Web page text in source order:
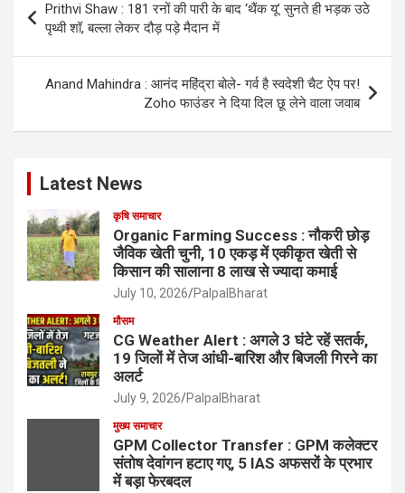
navigation
Prithvi Shaw : 181 रनों की पारी के बाद ‘थैंक यू’ सुनते ही भड़क उठे
पृथ्वी शॉ, बल्ला लेकर दौड़ पड़े मैदान में
Anand Mahindra : आनंद महिंद्रा बोले- गर्व है स्वदेशी चैट ऐप पर!
Zoho फाउंडर ने दिया दिल छू लेने वाला जवाब
Latest News
कृषि समाचार
Organic Farming Success : नौकरी छोड़
जैविक खेती चुनी, 10 एकड़ में एकीकृत खेती से
किसान की सालाना 8 लाख से ज्यादा कमाई
July 10, 2026 PalpalBharat
मौसम
CG Weather Alert : अगले 3 घंटे रहें सतर्क,
19 जिलों में तेज आंधी-बारिश और बिजली गिरने का
अलर्ट
July 9, 2026 PalpalBharat
मुख्य समाचार
GPM Collector Transfer : GPM कलेक्टर
संतोष देवांगन हटाए गए, 5 IAS अफसरों के प्रभार
में बड़ा फेरबदल